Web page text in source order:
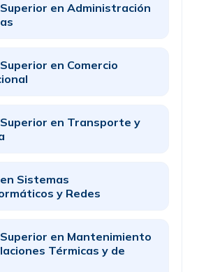
en Administración
en Comercio
en Transporte y
Sistemas
y Redes
en Mantenimiento
Térmicas y de